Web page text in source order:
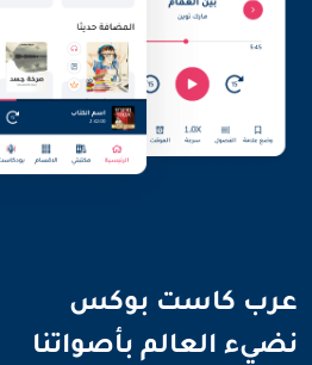
عرب كاست بوكس
نضيء العالم بأصواتنا